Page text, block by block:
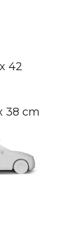
42
38 cm